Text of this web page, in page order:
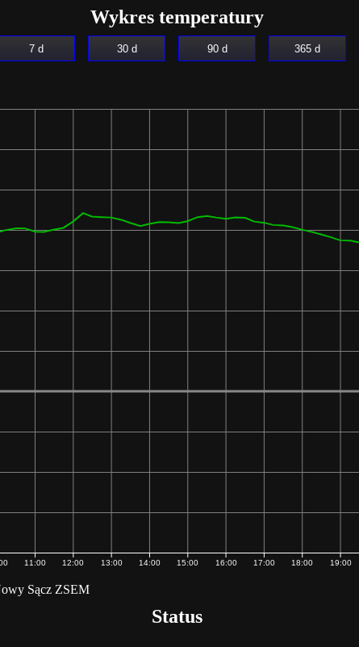
Wykres temperatury
7 d 30 d 90 d 365 d
11:00 12:00 13:00 14:00 15:00 16:00 17:00 18:00 19:00
Sącz ZSEM
Status